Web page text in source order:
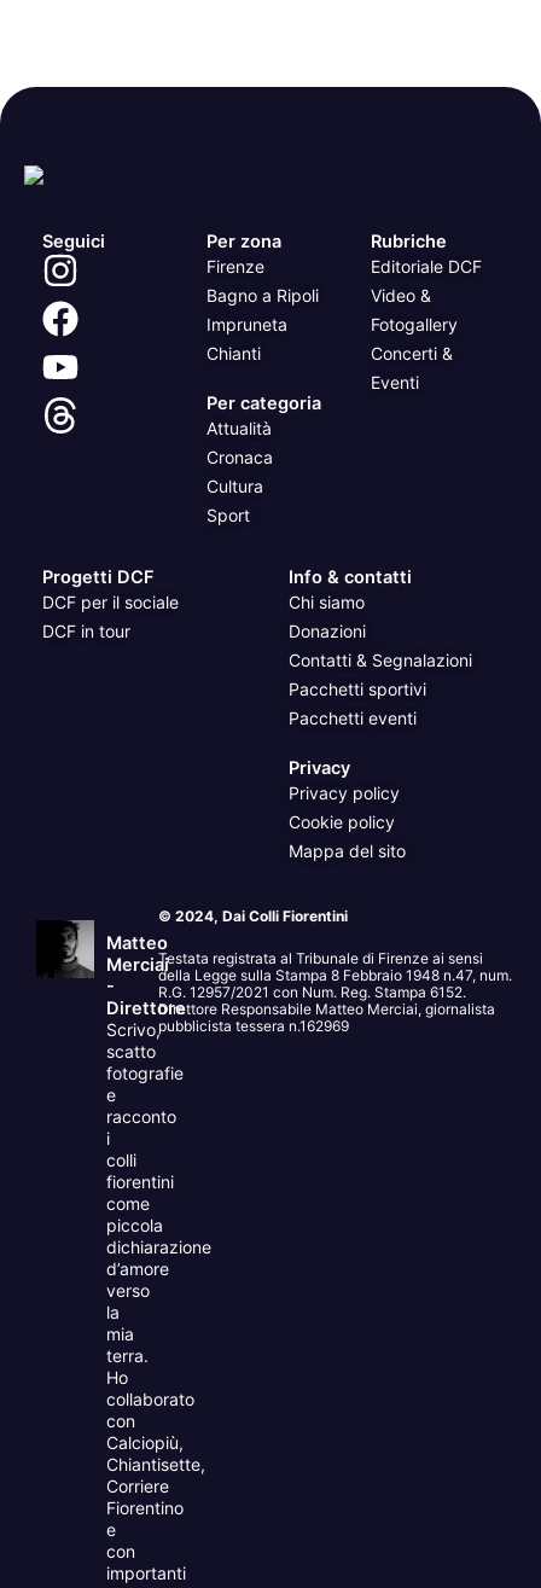
Seguici Per zona
Firenze
Bagno a Ripoli
Impruneta
Chianti
Per categoria
Attualità
Cronaca
Cultura
Sport
Rubriche
Editoriale DCF
Video &
Fotogallery
Concerti &
Eventi
Progetti DCF
DCF per il sociale
DCF in tour
Info & contatti
Chi siamo
Donazioni
Contatti & Segnalazioni
Pacchetti sportivi
Pacchetti eventi
Privacy
Privacy policy
Cookie policy
Mappa del sito
Matteo
Merciai
-
Direttore
Scrivo,
scatto
fotografie
e
racconto
i
colli
fiorentini
come
piccola
dichiarazione
d’amore
verso
la
mia
terra.
Ho
collaborato
con
Calciopiù,
Chiantisette,
Corriere
Fiorentino
e
con
importanti
© 2024, Dai Colli Fiorentini
Testata registrata al Tribunale di Firenze ai sensi
della Legge sulla Stampa 8 Febbraio 1948 n.47, num.
R.G. 12957/2021 con Num. Reg. Stampa 6152.
Direttore Responsabile Matteo Merciai, giornalista
pubblicista tessera n.162969